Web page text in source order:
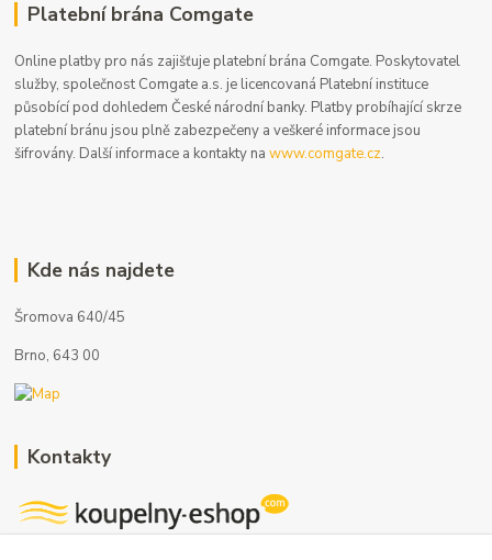
Platební brána Comgate
Online platby pro nás zajišťuje platební brána Comgate. Poskytovatel
služby, společnost Comgate a.s. je licencovaná Platební instituce
působící pod dohledem České národní banky. Platby probíhající skrze
platební bránu jsou plně zabezpečeny a veškeré informace jsou
šifrovány. Další informace a kontakty nawww.comgate.cz.
Kde nás najdete
Šromova 640/45
Brno, 643 00
Kontakty